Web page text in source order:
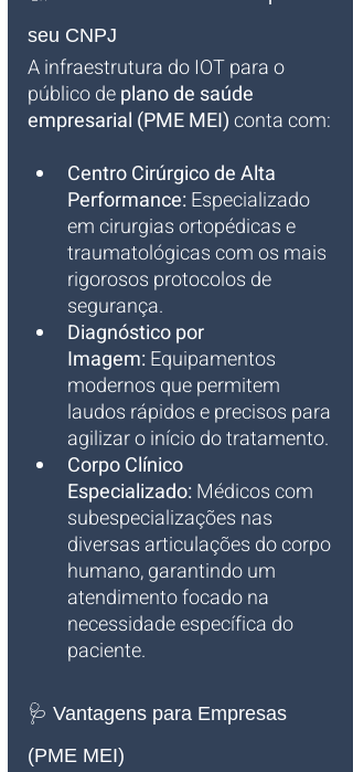
seu CNPJ
A infraestrutura do IOT para o
público de plano de saúde
empresarial (PME MEI) conta com:
Centro Cirúrgico de Alta
Performance: Especializado
em cirurgias ortopédicas e
traumatológicas com os mais
rigorosos protocolos de
segurança.
Diagnóstico por
Imagem: Equipamentos
modernos que permitem
laudos rápidos e precisos para
agilizar o início do tratamento.
Corpo Clínico
Especializado: Médicos com
subespecializações nas
diversas articulações do corpo
humano, garantindo um
atendimento focado na
necessidade específica do
paciente.
🩺 Vantagens para Empresas
(PME MEI)